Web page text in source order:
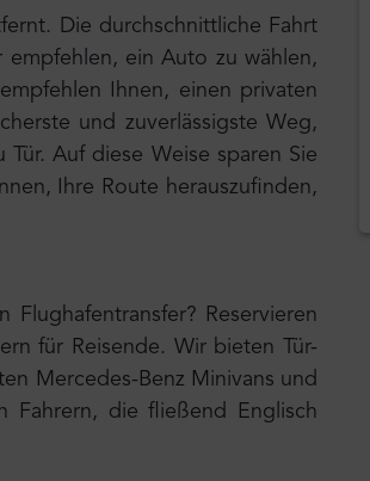
Die durchschnittliche Fahrt
ein Auto zu wählen,
Ihnen, einen privaten
und zuverlässigste Weg,
Auf diese Weise sparen Sie
Ihre Route herauszufinden,
Reservieren
für Reisende. Wir bieten Tür-
Mercedes-Benz Minivans und
Fahrern, die fließend Englisch